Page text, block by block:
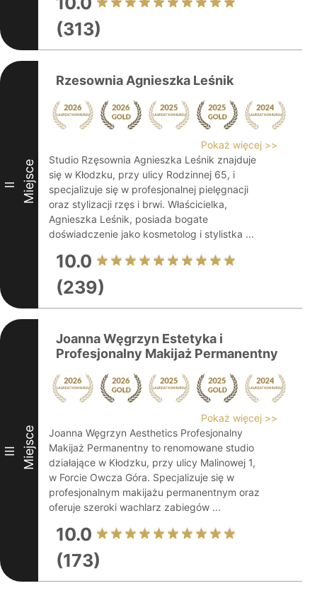
(313)
II Miejsce
Rzesownia Agnieszka Leśnik
Pokaż więcej >>
Studio Rzęsownia Agnieszka Leśnik znajduje
się w Kłodzku, przy ulicy Rodzinnej 65, i
specjalizuje się w profesjonalnej pielęgnacji
oraz stylizacji rzęs i brwi. Właścicielka,
Agnieszka Leśnik, posiada bogate
doświadczenie jako kosmetolog i stylistka ...
10.0
(239)
III Miejsce
Joanna Węgrzyn Estetyka i
Profesjonalny Makijaż Permanentny
Pokaż więcej >>
Joanna Węgrzyn Aesthetics Profesjonalny
Makijaż Permanentny to renomowane studio
działające w Kłodzku, przy ulicy Malinowej 1,
w Forcie Owcza Góra. Specjalizuje się w
profesjonalnym makijażu permanentnym oraz
oferuje szeroki wachlarz zabiegów ...
10.0
(173)